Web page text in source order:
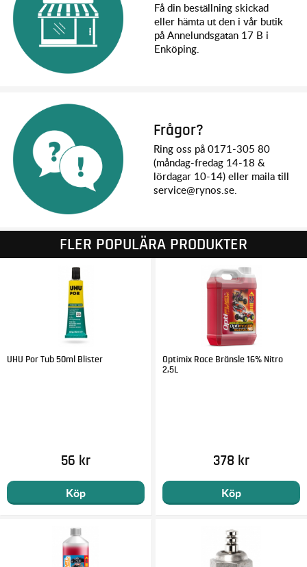
Få din beställning skickad
eller hämta ut den i vår butik
på Annelundsgatan 17 B i
Enköping.
Frågor?
Ring oss på 0171-305 80
(måndag-fredag 14-18 &
lördagar 10-14) eller maila till
service@rynos.se.
FLER POPULÄRA PRODUKTER
UHU Por Tub 50ml Blister
56 kr
Köp
Optimix Race Bränsle 16% Nitro
2,5L
378 kr
Köp